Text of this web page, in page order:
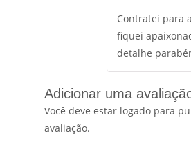
Contratei para
fiquei
detalhe
Adicionar uma
Você deve estar logado para
avaliação.